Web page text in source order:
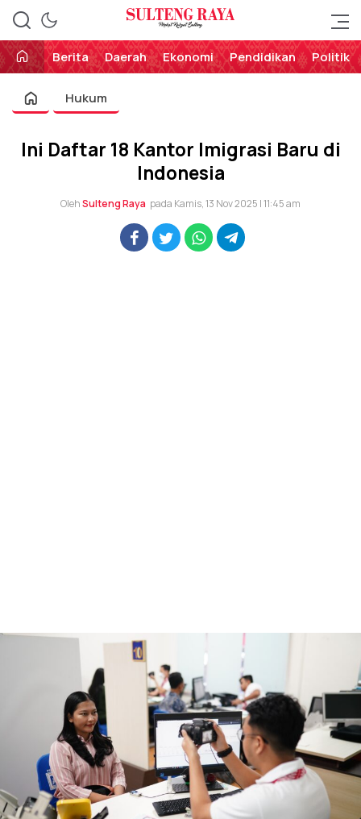
Sulteng Raya
Perekat Rakyat Sulteng
Berita
Daerah Ekonomi Pendidikan Politik
Hukum
Ini Daftar 18 Kantor Imigrasi Baru di
Indonesia
OlehSulteng Raya pada Kamis, 13 Nov 2025 | 11:45 am